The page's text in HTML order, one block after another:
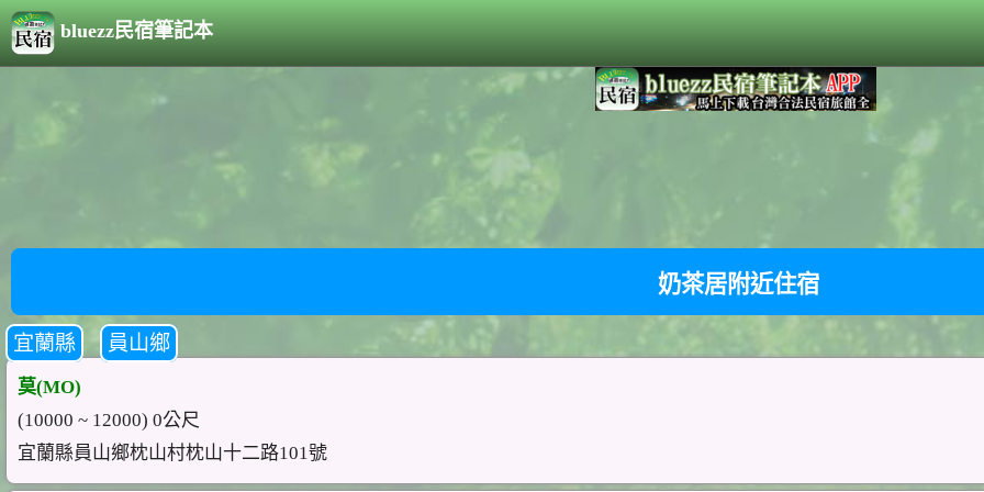
bluezz民宿筆記本
奶茶居附近住宿
宜蘭縣 員山鄉
莫(MO)
(10000 ~ 12000) 0公尺
宜蘭縣員山鄉枕山村枕山十二路101號